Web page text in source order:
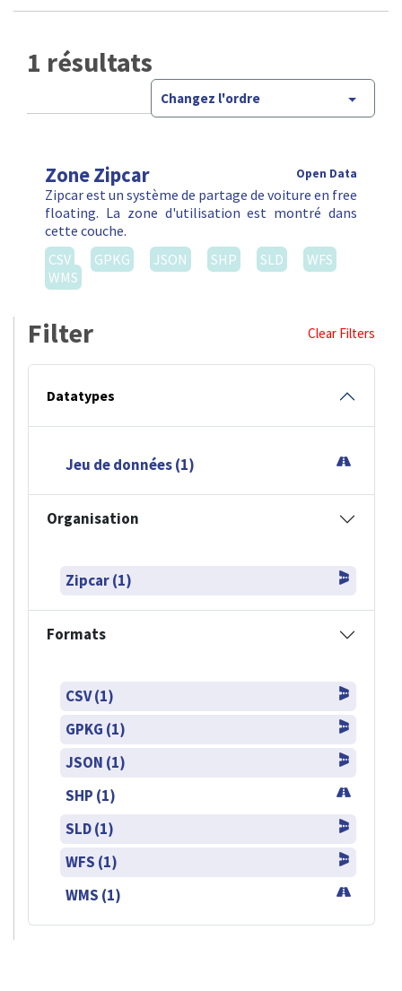
1 résultats
Changez l'ordre
Zone Zipcar Open Data
Zipcar est un système de partage de voiture en free
floating. La zone d'utilisation est montré dans
cette couche.
CSV
GPKG JSON SHP SLD
WFS
WMS
Filter Clear Filters
Datatypes
Jeu de données (1)
Organisation
Zipcar (1)
Formats
CSV (1)
GPKG (1)
JSON (1)
SHP (1)
SLD (1)
WFS (1)
WMS (1)